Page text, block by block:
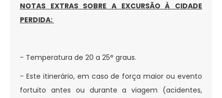
NOTAS EXTRAS SOBRE A EXCURSÃO À CIDADE
PERDIDA:
- Temperatura de 20 a 25° graus.
- Este itinerário, em caso de força maior ou evento
fortuito antes ou durante a viagem (acidentes,